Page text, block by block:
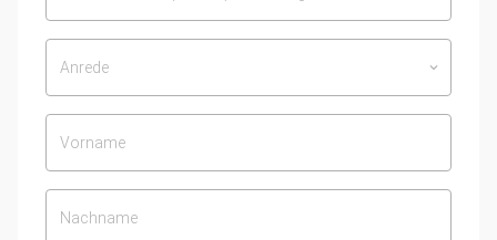
Anrede keyboard_arrow_down